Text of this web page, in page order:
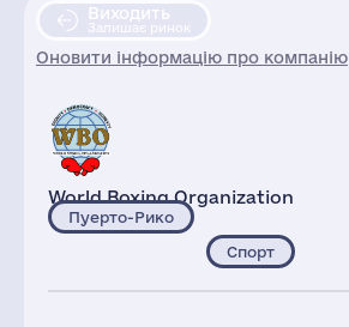
Виходить
Залишає ринок
Оновити інформацію про компанію
World Boxing Organization
Пуерто-Рико
Спорт